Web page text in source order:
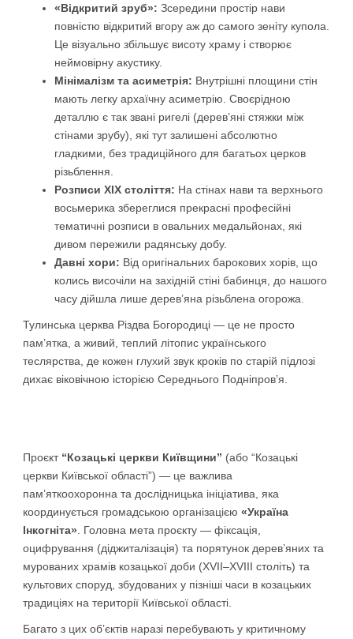
«Відкритий зруб»: Зсередини простір нави
повністю відкритий вгору аж до самого зеніту купола.
Це візуально збільшує висоту храму і створює
неймовірну акустику.
Мінімалізм та асиметрія: Внутрішні площини стін
мають легку архаїчну асиметрію. Своєрідною
деталлю є так звані ригелі (дерев’яні стяжки між
стінами зрубу), які тут залишені абсолютно
гладкими, без традиційного для багатьох церков
різьблення.
Розписи XIX століття: На стінах нави та верхнього
восьмерика збереглися прекрасні професійні
тематичні розписи в овальних медальйонах, які
дивом пережили радянську добу.
Давні хори: Від оригінальних барокових хорів, що
колись височіли на західній стіні бабинця, до нашого
часу дійшла лише дерев’яна різьблена огорожа.
Тулинська церква Різдва Богородиці — це не просто
пам’ятка, а живий, теплий літопис українського
теслярства, де кожен глухий звук кроків по старій підлозі
дихає віковічною історією Середнього Подніпров’я.
Проєкт “Козацькі церкви Київщини” (або “Козацькі
церкви Київської області”) — це важлива
пам’яткоохоронна та дослідницька ініціатива, яка
координується громадською організацією«Україна
Інкогніта» . Головна мета проєкту — фіксація,
оцифрування (діджиталізація) та порятунок дерев’яних та
мурованих храмів козацької доби (XVII–XVIII століть) та
культових споруд, збудованих у пізніші часи в козацьких
традиціях на території Київської області.
Багато з цих об’єктів наразі перебувають у критичному